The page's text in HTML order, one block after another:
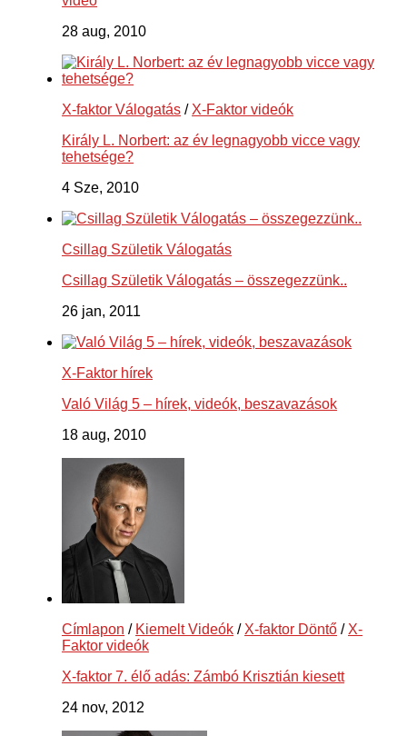
28 aug, 2010
X-faktor Válogatás /X-Faktor videók
Király L. Norbert: az év legnagyobb vicce vagy
tehetsége?
4 Sze, 2010
Csillag Születik Válogatás
Csillag Születik Válogatás – összegezzünk..
26 jan, 2011
X-Faktor hírek
Való Világ 5 – hírek, videók, beszavazások
18 aug, 2010
Címlapon / Kiemelt Videók /X-faktor Döntő /X-
Faktor videók
X-faktor 7. élő adás: Zámbó Krisztián kiesett
24 nov, 2012